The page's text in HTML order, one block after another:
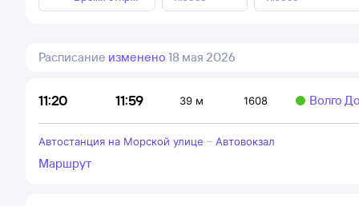
Расписание изменено 18 мая 2026
11:20 11:59 39 м 1608 Волго
Автостанция на Морской улице – Автовокзал
Маршрут